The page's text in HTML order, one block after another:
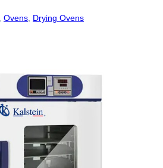
Ovens Drying Ovens